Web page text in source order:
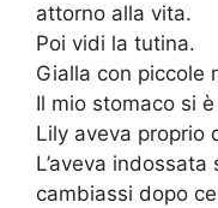
attorno alla vita.
Poi vidi la tutina.
Gialla con piccole
Il mio stomaco si
Lily aveva proprio
L’aveva
cambiassi dopo